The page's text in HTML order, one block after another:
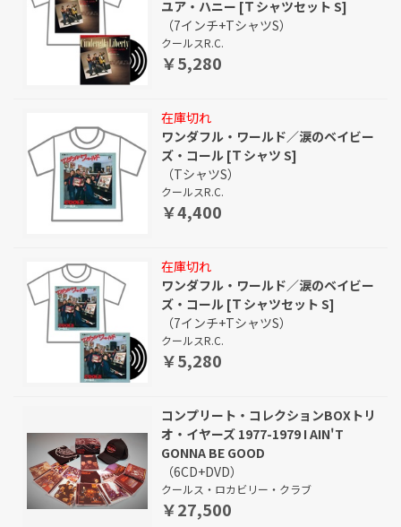
ユア・ハニー [Ｔシャツセット S]
（7インチ+TシャツS）
クールスR.C.
￥5,280
在庫切れ
ワンダフル・ワールド／涙のベイビー
ズ・コール [Ｔシャツ S]
（TシャツS）
クールスR.C.
￥4,400
在庫切れ
ワンダフル・ワールド／涙のベイビー
ズ・コール [Ｔシャツセット S]
（7インチ+TシャツS）
クールスR.C.
￥5,280
コンプリート・コレクションBOXトリ
オ・イヤーズ 1977-1979 I AIN'T
GONNA BE GOOD
（6CD+DVD）
クールス・ロカビリー・クラブ
￥27,500